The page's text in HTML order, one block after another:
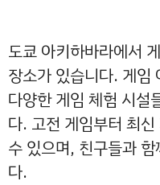
도쿄 아키하바라에서
장소가 있습니다. 게
다양한 게임 체험 시설
다. 고전 게임부터 최
수 있으며, 친구들과
다.